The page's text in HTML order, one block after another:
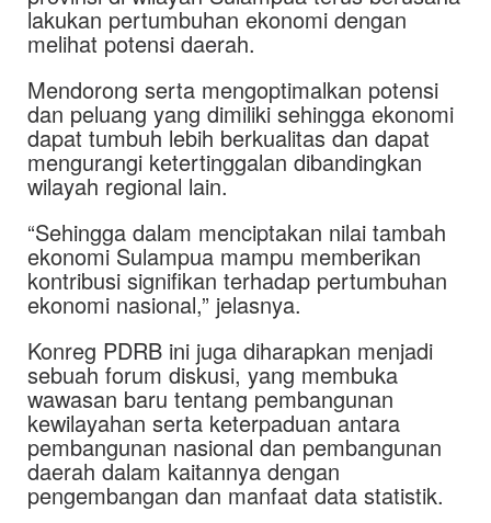
lakukan pertumbuhan ekonomi dengan
melihat potensi daerah.
Mendorong serta mengoptimalkan potensi
dan peluang yang dimiliki sehingga ekonomi
dapat tumbuh lebih berkualitas dan dapat
mengurangi ketertinggalan dibandingkan
wilayah regional lain.
“Sehingga dalam menciptakan nilai tambah
ekonomi Sulampua mampu memberikan
kontribusi signifikan terhadap pertumbuhan
ekonomi nasional,” jelasnya.
Konreg PDRB ini juga diharapkan menjadi
sebuah forum diskusi, yang membuka
wawasan baru tentang pembangunan
kewilayahan serta keterpaduan antara
pembangunan nasional dan pembangunan
daerah dalam kaitannya dengan
pengembangan dan manfaat data statistik.